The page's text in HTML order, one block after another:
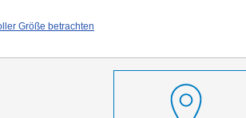
Größe betrachten